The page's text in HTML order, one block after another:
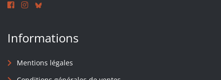
Informations
Mentions légales